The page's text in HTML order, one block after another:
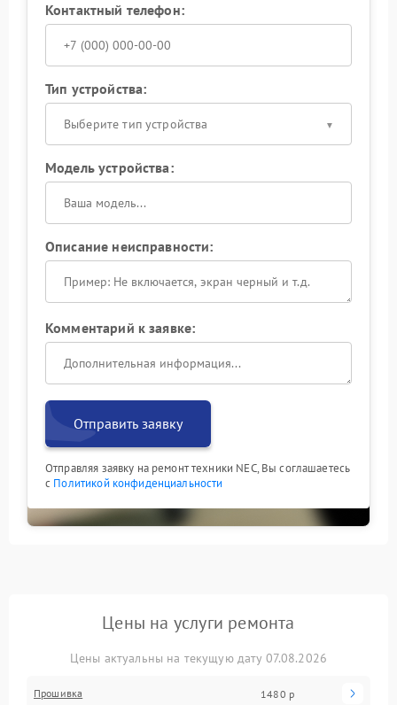
Контактный телефон:
Тип устройства:
Выберите тип устройства
Модель устройства:
Описание неисправности:
Комментарий к заявке:
Отправить заявку
Отправляя заявку на ремонт техники NEC, Вы соглашаетесь
с Политикой конфиденциальности
Цены на услуги ремонта
Цены актуальны на текущую дату 07.08.2026
Прошивка 1480 р